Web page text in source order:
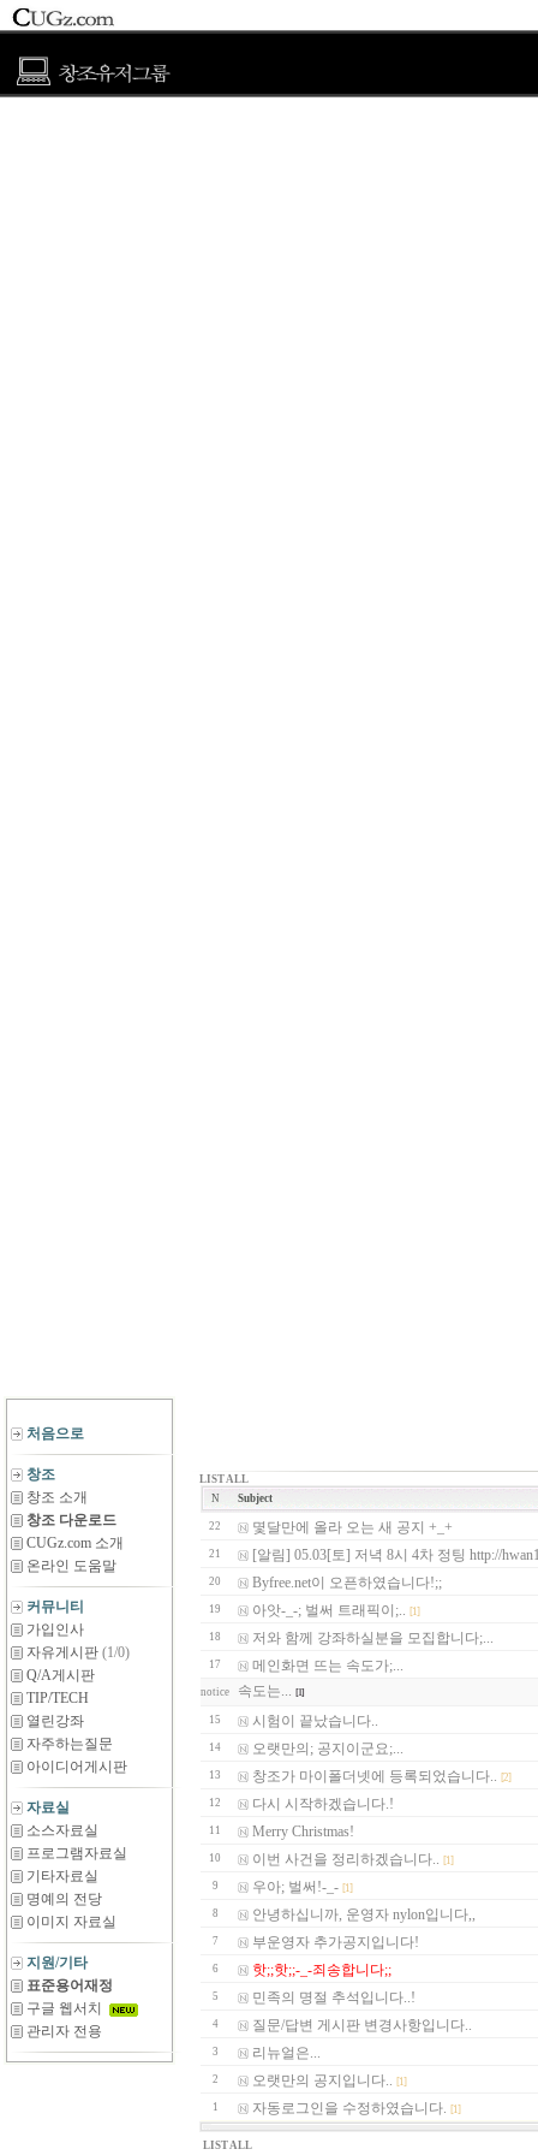
처음으로
창조
창조 소개
창조 다운로드
CUGz.com 소개
온라인 도움말
커뮤니티
가입인사
자유게시판 (1/0)
Q/A게시판
TIP/TECH
열린강좌
자주하는질문
아이디어게시판
자료실
소스자료실
프로그램자료실
기타자료실
명예의 전당
이미지 자료실
지원/기타
표준용어재정
구글 웹서치
관리자 전용
LIST ALL
N
Subject
22 몇달만에 올라 오는 새 공지 +_+
21 [알림] 05.03[토] 저녁 8시 4차 정팅 http://
20 Byfree.net이 오픈하였습니다!;;
19 아앗-_-; 벌써 트래픽이;.. [1]
18 저와 함께 강좌하실분을 모집합니다;...
17 메인화면 뜨는 속도가;...
notice 속도는... [1]
15 시험이 끝났습니다..
14 오랫만의; 공지이군요;...
13 창조가 마이폴더넷에 등록되었습니다.. [2]
12 다시 시작하겠습니다.!
11 Merry Christmas!
10 이번 사건을 정리하겠습니다.. [1]
9 우아; 벌써!-_- [1]
8 안녕하십니까, 운영자 nylon입니다,,
7 부운영자 추가공지입니다!
6 핫;;핫;;-_-죄송합니다;;
5 민족의 명절 추석입니다..!
4 질문/답변 게시판 변경사항입니다..
3 리뉴얼은...
2 오랫만의 공지입니다.. [1]
1 자동로그인을 수정하였습니다. [1]
LIST ALL